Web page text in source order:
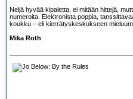
Neljä hyvää kipaletta, ei mitään hittejä,
numeroita. Elektronista poppia,
koukku – eli kierrätyskeskukseen
Mika Roth